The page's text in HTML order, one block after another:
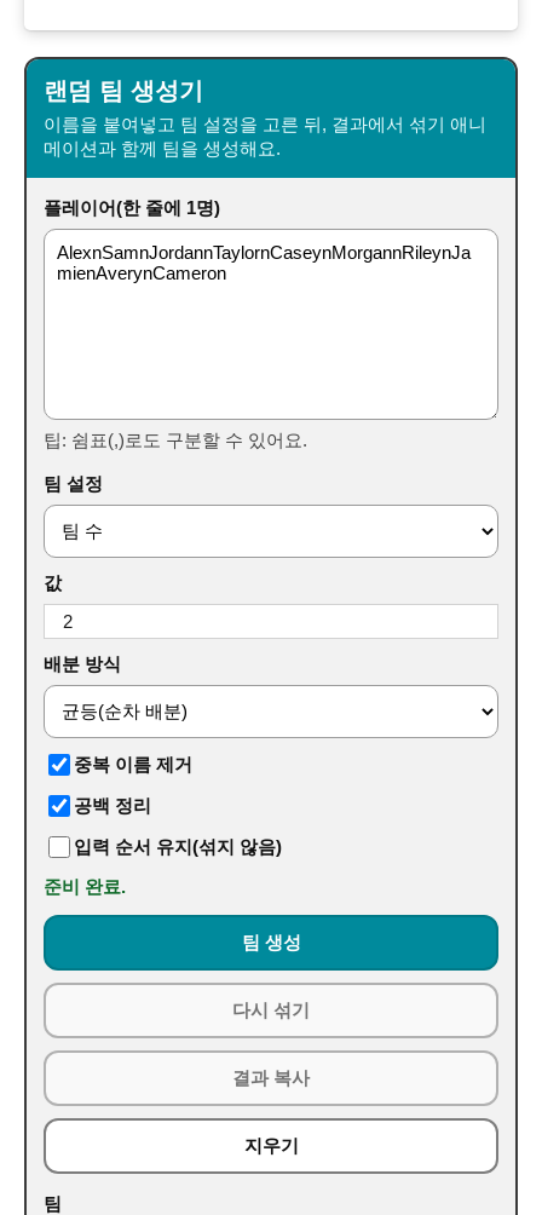
랜덤 팀 생성기
이름을 붙여넣고 팀 설정을 고른 뒤, 결과에서 섞기 애니
메이션과 함께 팀을 생성해요.
플레이어(한 줄에 1명)
팁: 쉼표(,)로도 구분할 수 있어요.
팀 설정
값
배분 방식
중복 이름 제거
공백 정리
입력 순서 유지(섞지 않음)
준비 완료.
팀 생성
다시 섞기
결과 복사
지우기
팀